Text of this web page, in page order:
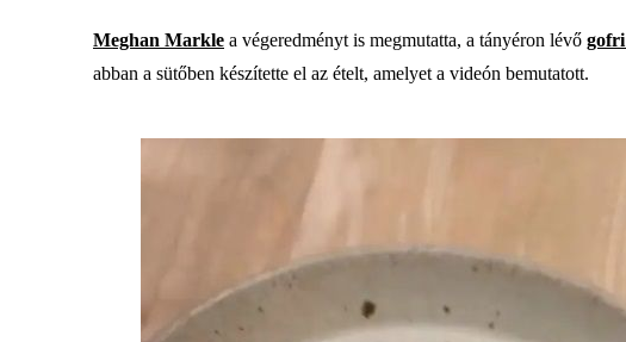
Meghan Markle a végeredményt is megmutatta, a tányéron lévő gofri
abban a sütőben készítette el az ételt, amelyet a videón bemutatott.